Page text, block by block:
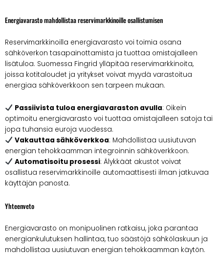
Energiavarasto mahdollistaa reservimarkkinoille osallistumisen
Reservimarkkinoilla energiavarasto voi toimia osana
sähköverkon tasapainottamista ja tuottaa omistajalleen
lisätuloa. Suomessa Fingrid ylläpitää reservimarkkinoita,
joissa kotitaloudet ja yritykset voivat myydä varastoitua
energiaa sähköverkkoon sen tarpeen mukaan.
Passiivista tuloa energiavaraston avulla: Oikein
optimoitu energiavarasto voi tuottaa omistajalleen satoja tai
jopa tuhansia euroja vuodessa.
Vakauttaa sähköverkkoa: Mahdollistaa uusiutuvan
energian tehokkaamman integroinnin sähköverkkoon.
Automatisoitu prosessi: Älykkäät akustot voivat
osallistua reservimarkkinoille automaattisesti ilman jatkuvaa
käyttäjän panosta.
Yhteenveto
Energiavarasto on monipuolinen ratkaisu, joka parantaa
energiankulutuksen hallintaa, tuo säästöjä sähkölaskuun ja
mahdollistaa uusiutuvan energian tehokkaamman käytön.